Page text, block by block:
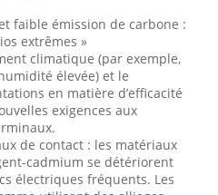
faible émission de carbone :
extrêmes »
climatique (par exemple,
élevée) et le
en matière d’efficacité
exigences aux
de contact : les matériaux
cadmium se détériorent
électriques fréquents. Les